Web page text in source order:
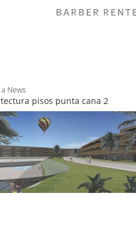
News
pisos punta cana 2